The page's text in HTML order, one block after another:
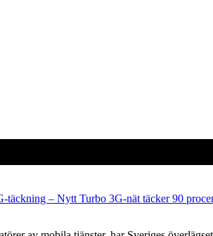
– Nytt Turbo 3G-nät täcker 90